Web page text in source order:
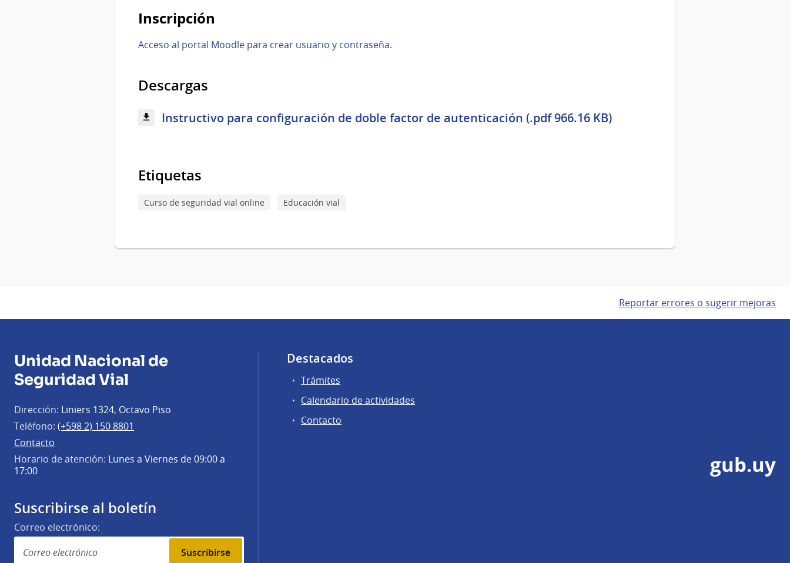
Inscripción
Acceso al portal Moodle para crear usuario y contraseña.
Descargas
Instructivo para configuración de doble factor de autenticación (.pdf 966.16 KB)
Etiquetas
Curso de seguridad vial online Educación vial
Reportar errores o sugerir mejoras
Unidad Nacional de
Seguridad Vial
Dirección: Liniers 1324, Octavo Piso
Teléfono: (+598 2) 150 8801
Contacto
Horario de atención: Lunes a Viernes de 09:00 a
17:00
Suscribirse al boletín
Correo electrónico:
Suscribirse
Destacados
Trámites
Calendario de actividades
Contacto
gub.uy